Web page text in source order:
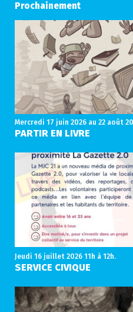
Prochainement
Mercredi 17 juin 2026au 22 août
PARTIR EN LIVRE
Jeudi 16 juillet 202611h à 12h.
SERVICE CIVIQUE